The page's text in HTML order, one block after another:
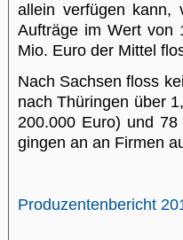
allein verfügen kann,
Aufträge im Wert von
Mio. Euro der Mittel
Nach Sachsen floss
nach Thüringen über
200.000 Euro) und
gingen an an Firmen
Produzentenbericht